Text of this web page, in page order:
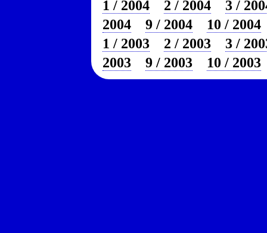
1 / 2004 2 / 2004
3 /
2004
9 / 2004
10 / 2004
1 / 2003
2 / 2003
3 /
2003
9 / 2003 10 / 2003